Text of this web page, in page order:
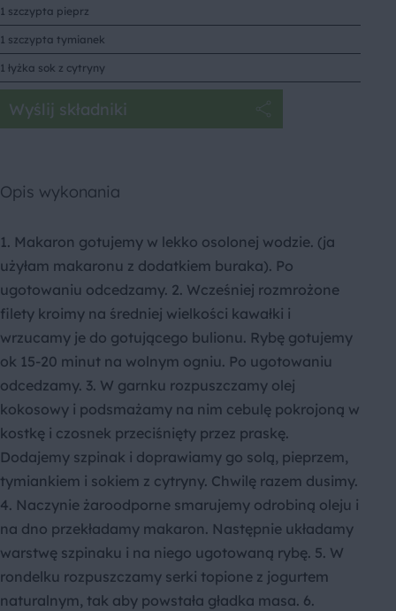
1 szczypta pieprz
1 szczypta tymianek
1 łyżka sok z cytryny
Wyślij składniki
Opis wykonania
1. Makaron gotujemy w lekko osolonej wodzie. (ja
użyłam makaronu z dodatkiem buraka). Po
ugotowaniu odcedzamy. 2. Wcześniej rozmrożone
filety kroimy na średniej wielkości kawałki i
wrzucamy je do gotującego bulionu. Rybę gotujemy
ok 15-20 minut na wolnym ogniu. Po ugotowaniu
odcedzamy. 3. W garnku rozpuszczamy olej
kokosowy i podsmażamy na nim cebulę pokrojoną w
kostkę i czosnek przeciśnięty przez praskę.
Dodajemy szpinak i doprawiamy go solą, pieprzem,
tymiankiem i sokiem z cytryny. Chwilę razem dusimy.
4. Naczynie żaroodporne smarujemy odrobiną oleju i
na dno przekładamy makaron. Następnie układamy
warstwę szpinaku i na niego ugotowaną rybę. 5. W
rondelku rozpuszczamy serki topione z jogurtem
naturalnym, tak aby powstała gładka masa. 6.